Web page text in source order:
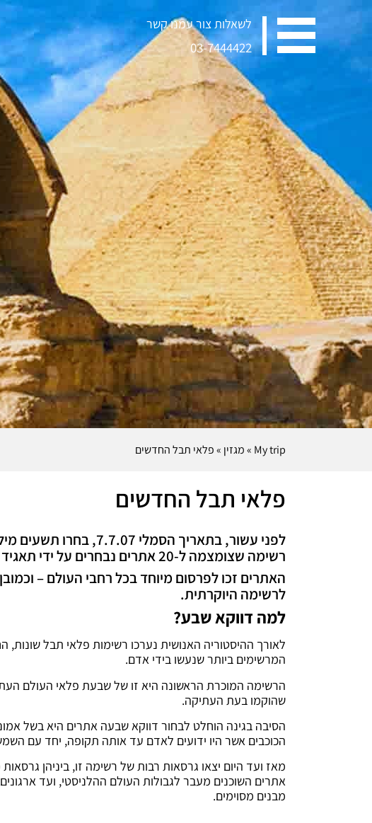
לשאלות צור עמנו קשר
03-7444422
My trip
»מגזין »פלאי תבל החדשים
פלאי תבל החדשים
לפני עשור, בתאריך
רשימה שצומצמה ל-20 אתרים נבחרים על ידי תאגיד מיוחד שהוקם כבר בשנת 2000 לצורך קביעת אתרים היסטוריים חשובים אלה.
האתרים זכו לפרסום מיוחד בכל רחבי העולם –
לרשימה היוקרתית.
למה דווקא שבע?
לאורך ההיסטוריה האנושית נערכו רשימות פלאי תבל שונות,
המרשימים ביותר שנעשו בידי אדם.
הרשימה המוכרת הראשונה היא זו של שבעת פלאי העולם
שהוקמו בעת העתיקה.
הסיבה בגינה הוחלט לבחור דווקא שבעה אתרים היא בשל
הכוכבים אשר היו ידועים לאדם עד אותה תקופה, יחד עם
מאז ועד היום יצאו גרסאות רבות של רשימה זו, ביניהן
אתרים השוכנים מעבר לגבולות העולם ההלניסטי, ועד
מבנים מסוימים.